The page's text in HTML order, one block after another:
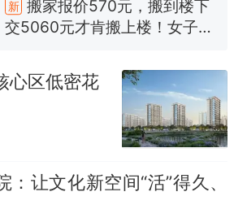
交5060元才肯搬上楼！女子傻
眼了……
空调24小时开着反而更省电？
十多万人报名的考试，成绩全
部作废，公平么？
佛山一中学招聘物理教师，笔
试前13名均遭淘汰？教育局：
已叫停招聘，成立调查组全面
核查
“不建议大家买深色蛋糕”上热
搜，网友：天塌了！
心区低密花
：让文化新空间“活”得久、